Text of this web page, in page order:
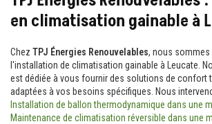
en climatisation gainable à
Chez TPJ Énergies Renouvelables, nous
l'installation de climatisation gainable à Leucate.
est dédiée à vous fournir des solutions de confort
adaptées à vos besoins spécifiques. Nous
Installation de ballon thermodynamique dans une
Maintenance de climatisation réversible dans une